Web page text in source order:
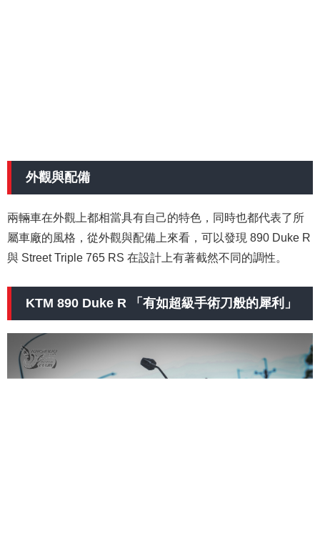
外觀與配備
兩輛車在外觀上都相當具有自己的特色，同時也都代表了所
屬車廠的風格，從外觀與配備上來看，可以發現 890 Duke R
與 Street Triple 765 RS 在設計上有著截然不同的調性。
KTM 890 Duke R 「有如超級手術刀般的犀利」